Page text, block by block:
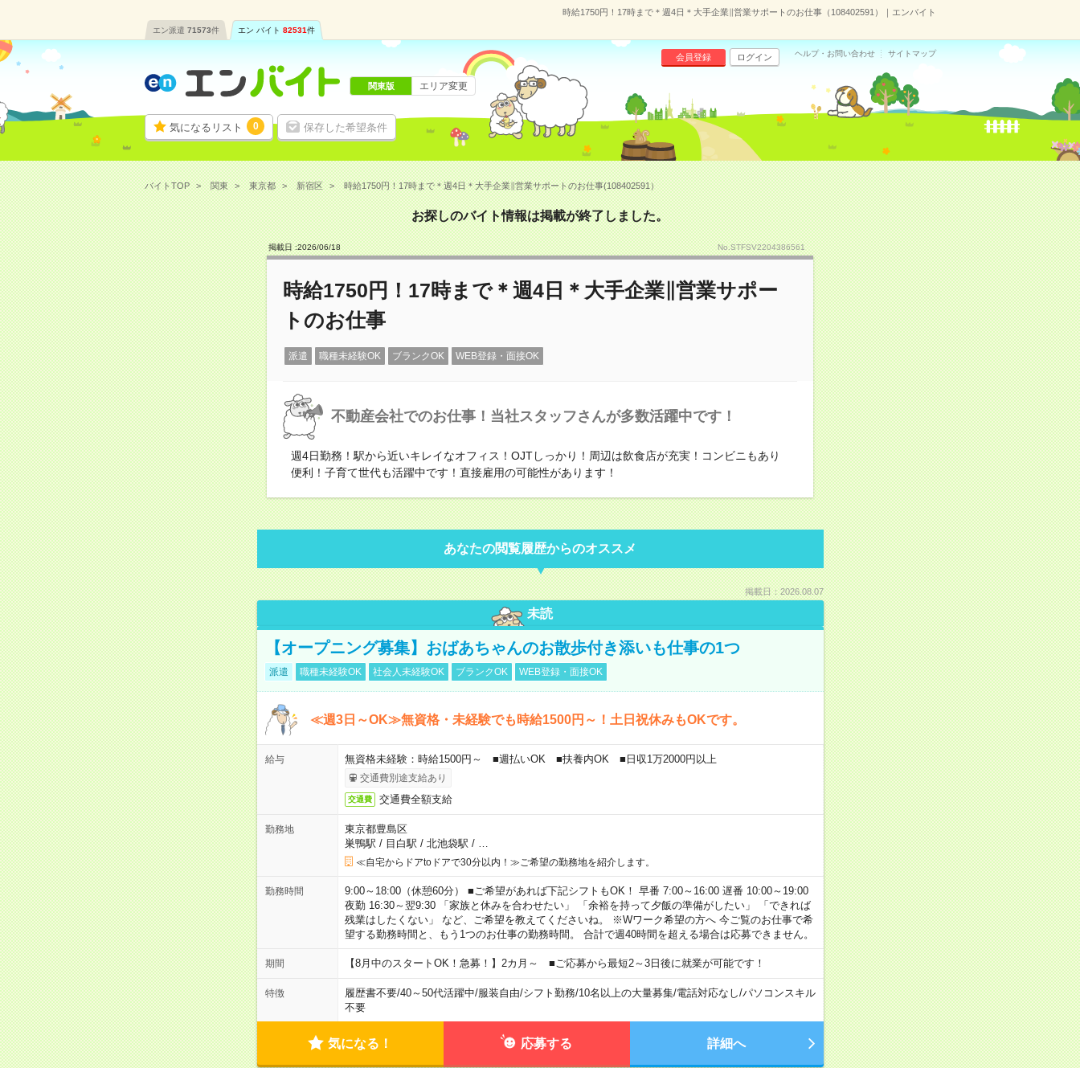
時給1750円！17時まで＊週4日＊大手企業∥営業サポートのお仕事（108402591）｜エンバイト
エン派遣 71573件 エン バイト 82531件
気になるリスト 0 保存した希望条件
会員登録 ログイン ヘルプ・お問い合わせ サイトマップ
関東版 エリア変更
バイトTOP 関東 東京都 新宿区 時給1750円！17時まで＊週4日＊大手企業∥営業サポートのお仕事(108402591）
お探しのバイト情報は掲載が終了しました。
掲載日 :2026/06/18 No.STFSV2204386561
時給1750円！17時まで＊週4日＊大手企業∥営業サポー
トのお仕事
派遣 職種未経験OK ブランクOK WEB登録・面接OK
不動産会社でのお仕事！当社スタッフさんが多数活躍中です！
週4日勤務！駅から近いキレイなオフィス！OJTしっかり！周辺は飲食店が充実！コンビニもあり
便利！子育て世代も活躍中です！直接雇用の可能性があります！
あなたの閲覧履歴からのオススメ
掲載日：2026.08.07
未読
【オープニング募集】おばあちゃんのお散歩付き添いも仕事の1つ
派遣 職種未経験OK 社会人未経験OK ブランクOK WEB登録・面接OK
≪週3日～OK≫無資格・未経験でも時給1500円～！土日祝休みもOKです。
給与 無資格未経験：時給1500円～ ■週払いOK ■扶養内OK ■日収1万2000円以上
交通費別途支給あり
交通費 交通費全額支給
勤務地
東京都豊島区
巣鴨駅 / 目白駅 / 北池袋駅 /
≪自宅からドアtoドアで30分以内！≫ご希望の勤務地を紹介します。
勤務時間
9:00～18:00（休憩60分） ■ご希望があれば下記シフトもOK！ 早番 7:00～16:00 遅番 10:00～19:00
夜勤 16:30～翌9:30 「家族と休みを合わせたい」 「余裕を持って夕飯の準備がしたい」 「できれば
残業はしたくない」 など、ご希望を教えてくださいね。 ※Wワーク希望の方へ 今ご覧のお仕事で希
望する勤務時間と、もう1つのお仕事の勤務時間。 合計で週40時間を超える場合は応募できません。
期間 【8月中のスタートOK！急募！】2カ月～ ■ご応募から最短2～3日後に就業が可能です！
特徴 履歴書不要/40～50代活躍中/服装自由/シフト勤務/10名以上の大量募集/電話対応なし/パソコンスキル
不要
気になる！ 応募する 詳細へ